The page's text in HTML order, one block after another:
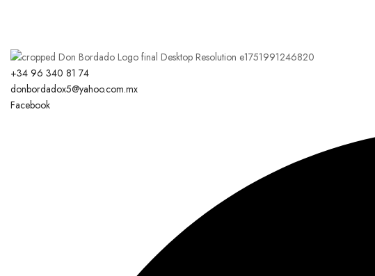
+34 96 340 81 74
donbordadox5@yahoo.com.mx
Facebook